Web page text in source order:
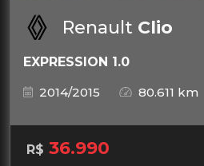
Renault Clio
EXPRESSION 1.0
2014/2015
80.611 km
R$ 36.990